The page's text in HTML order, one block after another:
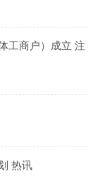
工商户）成立 注
热讯